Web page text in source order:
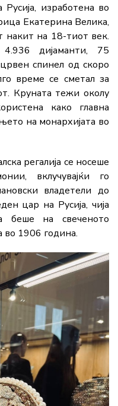
изработена во
Екатерина Велика,
накит на 18-тиот век.
дијаманти, 75
спинел од скоро
време се сметал за
Круната тежи околу
како главна
на монархијата во
регалија се носеше
вклучувајќи го
владетели до
цар на Русија, чија
беше на свеченото
1906 година.